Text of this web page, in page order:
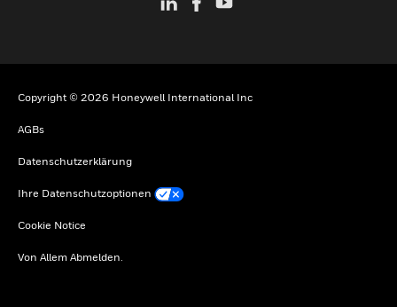
Copyright © 2026 Honeywell International Inc
AGBs
Datenschutzerklärung
Ihre Datenschutzoptionen
Cookie Notice
Von Allem Abmelden.